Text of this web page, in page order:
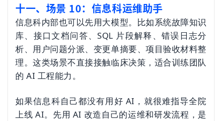
十一、场景 10：信息科运维助手
信息科内部也可以先用大模型。比如系统故障知识
库、接口文档问答、SQL 片段解释、错误日志分
析、用户问题分派、变更单摘要、项目验收材料整
理。这类场景不直接接触临床决策，适合训练团队
的 AI 工程能力。
如果信息科自己都没有用好 AI，就很难指导全院
上线 AI。先用 AI 改造自己的运维和研发流程，是